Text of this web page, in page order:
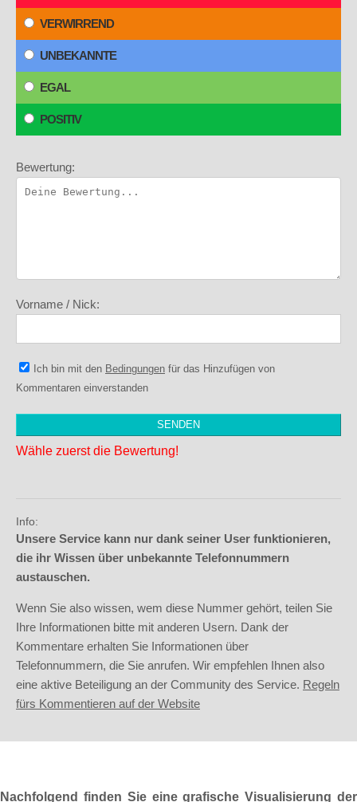
VERWIRREND
UNBEKANNTE
EGAL
POSITIV
Bewertung:
Vorname / Nick:
Ich bin mit den Bedingungen für das Hinzufügen von
Kommentaren einverstanden
Wähle zuerst die Bewertung!
Info:
Unsere Service kann nur dank seiner User funktionieren,
die ihr Wissen über unbekannte Telefonnummern
austauschen.
Wenn Sie also wissen, wem diese Nummer gehört, teilen Sie
Ihre Informationen bitte mit anderen Usern. Dank der
Kommentare erhalten Sie Informationen über
Telefonnummern, die Sie anrufen. Wir empfehlen Ihnen also
eine aktive Beteiligung an der Community des Service. Regeln
fürs Kommentieren auf der Website
Nachfolgend finden Sie eine grafische Visualisierung der